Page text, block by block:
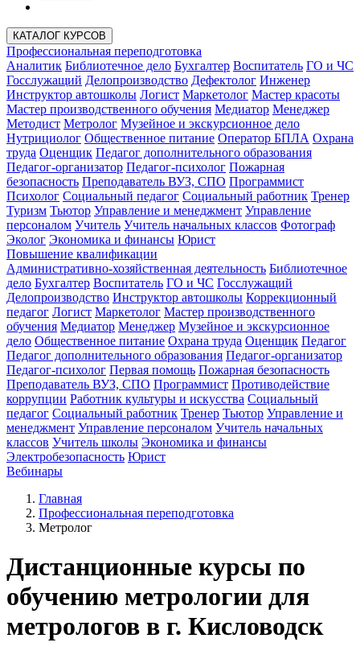
КАТАЛОГ КУРСОВ
Профессиональная переподготовка
Аналитик Библиотечное дело Бухгалтер Воспитатель ГО и ЧС
Госслужащий Делопроизводство Дефектолог Инженер
Инструктор автошколы Логист Маркетолог Мастер красоты
Мастер производственного обучения Медиатор Менеджер
Методист Метролог Музейное и экскурсионное дело
Нутрициолог Общественное питание Оператор БПЛА Охрана
труда Оценщик Педагог дополнительного образования
Педагог-организатор Педагог-психолог Пожарная
безопасность Преподаватель ВУЗ, СПО Программист
Психолог Социальный педагог Социальный работник Тренер
Туризм Тьютор Управление и менеджмент Управление
персоналом Учитель Учитель начальных классов Фотограф
Эколог Экономика и финансы Юрист
Повышение квалификации
Административно-хозяйственная деятельность Библиотечное
дело Бухгалтер Воспитатель ГО и ЧС Госслужащий
Делопроизводство Инструктор автошколы Коррекционный
педагог Логист Маркетолог Мастер производственного
обучения Медиатор Менеджер Музейное и экскурсионное
дело Общественное питание Охрана труда Оценщик Педагог
Педагог дополнительного образования Педагог-организатор
Педагог-психолог Первая помощь Пожарная безопасность
Преподаватель ВУЗ, СПО Программист Противодействие
коррупции Работник культуры и искусства Социальный
педагог Социальный работник Тренер Тьютор Управление и
менеджмент Управление персоналом Учитель начальных
классов Учитель школы Экономика и финансы
Электробезопасность Юрист
Вебинары
Главная
Профессиональная переподготовка
Метролог
Дистанционные курсы по
обучению метрологии для
метрологов в г. Кисловодск